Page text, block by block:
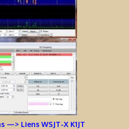
—> Liens WSJT-X K1JT